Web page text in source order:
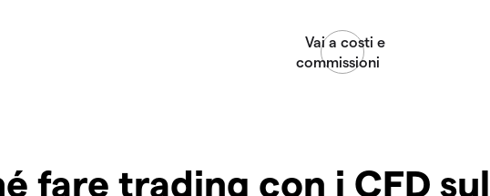
fare trading con i CFD